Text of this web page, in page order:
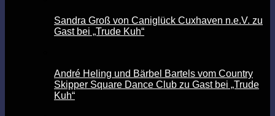
Sandra Groß von Caniglück Cuxhaven n.e.V. zu
Gast bei „Trude Kuh“
André Heling und Bärbel Bartels vom Country
Skipper Square Dance Club zu Gast bei „Trude
Kuh“